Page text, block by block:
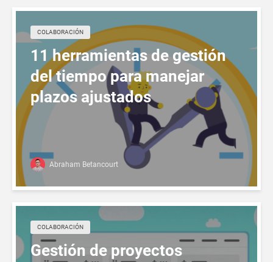
СOLABORACIÓN
11 herramientas de gestión
del tiempo para manejar
plazos ajustados
Abraham Betancourt
СOLABORACIÓN
Gestión de proyectos